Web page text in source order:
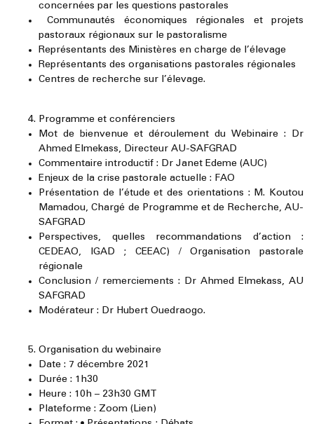
concernées par les questions pastorales
Communautés économiques régionales et projets
pastoraux régionaux sur le pastoralisme
Représentants des Ministères en charge de l’élevage
Représentants des organisations pastorales régionales
Centres de recherche sur l’élevage.
Programme et conférenciers
Mot de bienvenue et déroulement du Webinaire : Dr
Ahmed Elmekass, Directeur AU-SAFGRAD
Commentaire introductif : Dr Janet Edeme (AUC)
Enjeux de la crise pastorale actuelle : FAO
Présentation de l’étude et des orientations : M. Koutou
Mamadou, Chargé de Programme et de Recherche, AU-
SAFGRAD
Perspectives, quelles recommandations d’action :
CEDEAO, IGAD ; CEEAC) / Organisation pastorale
régionale
Conclusion / remerciements : Dr Ahmed Elmekass, AU
SAFGRAD
Modérateur : Dr Hubert Ouedraogo.
Organisation du webinaire
Date : 7 décembre 2021
Durée : 1h30
Heure : 10h – 23h30 GMT
Plateforme : Zoom (Lien)